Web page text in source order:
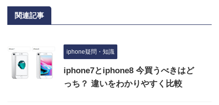
関連記事
iphone疑問・知識
iphone7とiphone8 今買うべきはど
っち？ 違いをわかりやすく比較